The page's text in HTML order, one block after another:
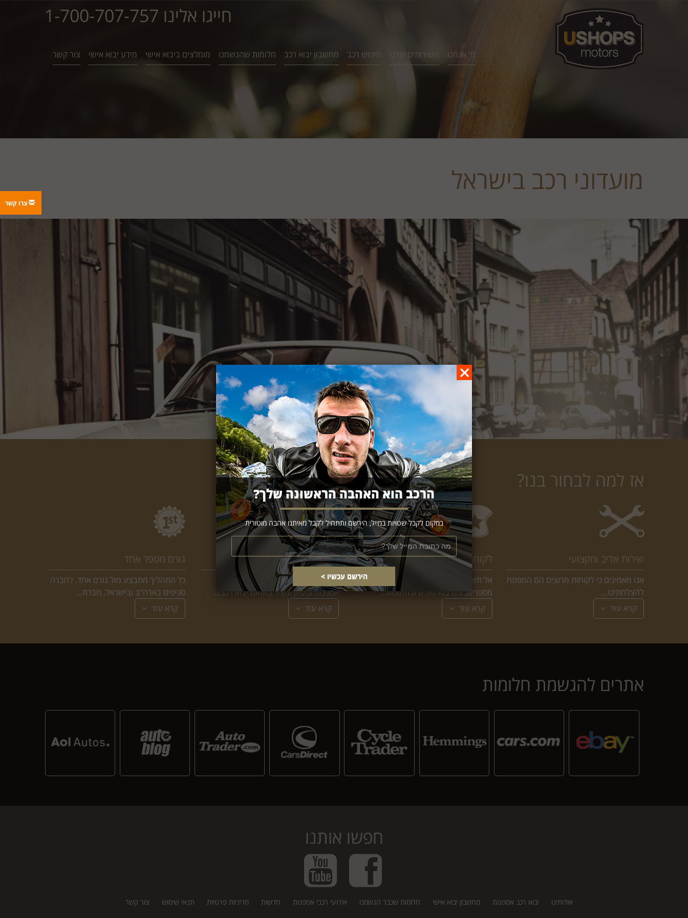
חייגו אלינו 1-700-707-757
מי אנחנו השירותים שלנו חיפוש רכב מחשבון יבוא רכב חלומות שהגשמנו מומלצים ביבוא אישי מידע יבוא אישי צור קשר
מועדוני רכב בישראל
אז למה לבחור בנו?
שירות אדיב ומקצועי
אנו מאמינים כי לקוחות מרוצים הם המפתח
להצלחתינו…
קרא עוד
לקוחות ממליצים
אל תשאלו אותנו, קראו מה לקוחות
מספרים, צפו בסרטונים ובתמונות…
קרא עוד
אהבה לתחום
העובדים העוסקים בתחום בעלי רכבי
אספנות וניסיון עשיר בתחום יבוא רכב…
קרא עוד
גורם מטפל אחד
כל התהליך מתבצע מול גורם אחד. לחברה
סניפים בארה"ב ובישראל, חברת…
קרא עוד
אתרים להגשמת חלומות
חפשו אותנו
אודותינו יבוא רכב אספנות מחשבון יבוא אישי חלומות שכבר הגשמנו אירועי רכבי אספנות חדשות מדיניות פרטיות תנאי שימוש צור קשר
צרו קשר
הרכב הוא האהבה הראשונה שלך?
במקום לקבל שטויות במייל, הירשם ותתחיל לקבל מאיתנו אהבה מוטורית